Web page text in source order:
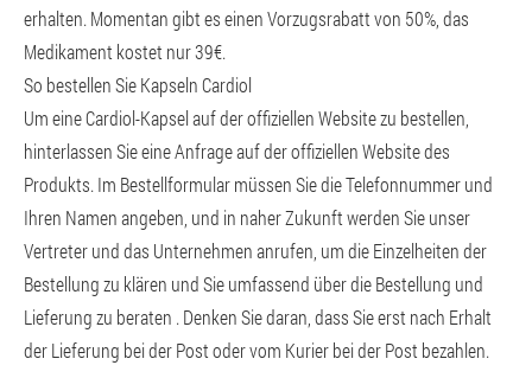
erhalten. Momentan gibt es einen Vorzugsrabatt von 50%, das
Medikament kostet nur 39€.
So bestellen Sie Kapseln Cardiol
Um eine Cardiol-Kapsel auf der offiziellen Website zu bestellen,
hinterlassen Sie eine Anfrage auf der offiziellen Website des
Produkts. Im Bestellformular müssen Sie die Telefonnummer und
Ihren Namen angeben, und in naher Zukunft werden Sie unser
Vertreter und das Unternehmen anrufen, um die Einzelheiten der
Bestellung zu klären und Sie umfassend über die Bestellung und
Lieferung zu beraten . Denken Sie daran, dass Sie erst nach Erhalt
der Lieferung bei der Post oder vom Kurier bei der Post bezahlen.